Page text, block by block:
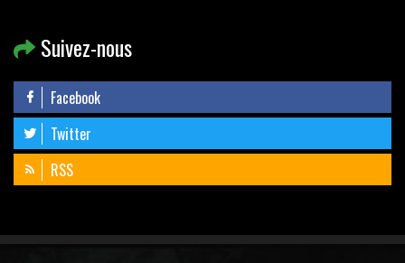
Suivez-nous
Facebook
Twitter
RSS